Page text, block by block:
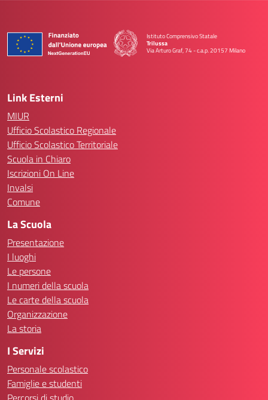
Istituto Comprensivo Statale
Trilussa
Via Arturo Graf, 74 - c.a.p. 20157 Milano
— Visita la pagina iniziale della scuola
Link Esterni
MIUR
Ufficio Scolastico Regionale
Ufficio Scolastico Territoriale
Scuola in Chiaro
Iscrizioni On Line
Invalsi
Comune
La Scuola
Presentazione
I luoghi
Le persone
I numeri della scuola
Le carte della scuola
Organizzazione
La storia
I Servizi
Personale scolastico
Famiglie e studenti